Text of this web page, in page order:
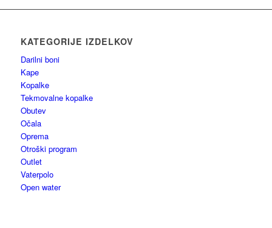
KATEGORIJE IZDELKOV
Darilni boni
Kape
Kopalke
Tekmovalne kopalke
Obutev
Očala
Oprema
Otroški program
Outlet
Vaterpolo
Open water